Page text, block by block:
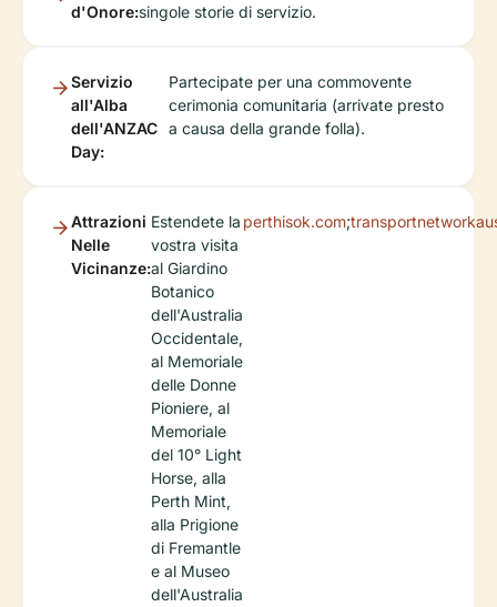
d'Onore:singole storie di servizio.
Servizio
all'Alba
dell'ANZAC
Day:
Partecipate per una commovente
cerimonia comunitaria (arrivate presto
a causa della grande folla).
Attrazioni
Nelle
Vicinanze:
Estendete la
vostra visita
al Giardino
Botanico
dell'Australia
Occidentale,
al Memoriale
delle Donne
Pioniere, al
Memoriale
del 10° Light
Horse, alla
Perth Mint,
alla Prigione
di Fremantle
e al Museo
dell'Australia
perthisok.com;